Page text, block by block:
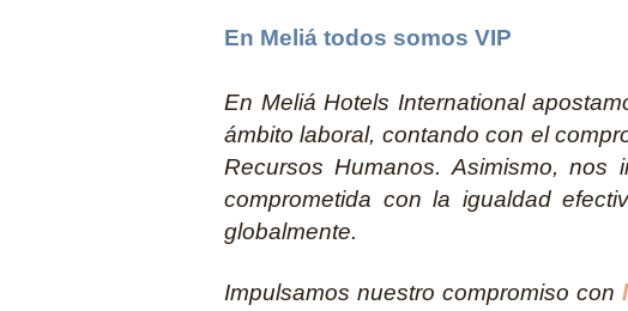
En Meliá todos somos VIP
En Meliá Hotels International
ámbito laboral, contando con el
Recursos Humanos. Asimismo,
comprometida con la igualdad
globalmente.
Impulsamos nuestro compromiso con